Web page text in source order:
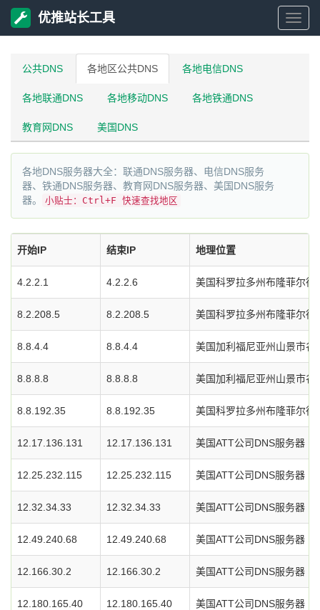
优
优推站长工具
公共DNS 各地区公共DNS 各地电信DNS
各地联通DNS 各地移动DNS 各地铁通DNS
教育网DNS 美国DNS
各地DNS服务器大全：联通DNS服务器、电信DNS服务
器、铁通DNS服务器、教育网DNS服务器、美国DNS服务
器。
小贴士：Ctrl+F 快速查找地区
开始IP 结束IP 地理位置
4.2.2.1 4.2.2.6 美国科罗拉多州布隆菲尔
8.2.208.5 8.2.208.5 美国科罗拉多州布隆菲尔
8.8.4.4 8.8.4.4 美国加利福尼亚州山景市谷
8.8.8.8 8.8.8.8 美国加利福尼亚州山景市谷
8.8.192.35 8.8.192.35 美国科罗拉多州布隆菲尔
12.17.136.131 12.17.136.131 美国ATT公司DNS服务器
12.25.232.115 12.25.232.115 美国ATT公司DNS服务器
12.32.34.33 12.32.34.33 美国ATT公司DNS服务器
12.49.240.68 12.49.240.68 美国ATT公司DNS服务器
12.166.30.2 12.166.30.2 美国ATT公司DNS服务器
12.180.165.40 12.180.165.40 美国ATT公司DNS服务器